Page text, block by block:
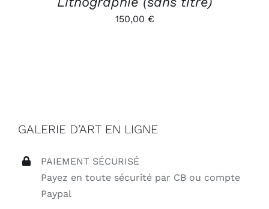
150,00 €
GALERIE D’ART EN LIGNE
PAIEMENT SÉCURISÉ
Payez en toute sécurité par CB ou compte
Paypal